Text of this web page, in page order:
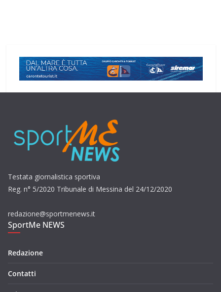
Testata giornalistica sportiva
Reg. n° 5/2020 Tribunale di Messina del 24/12/2020
redazione@sportmenews.it
SportMe NEWS
Redazione
Contatti